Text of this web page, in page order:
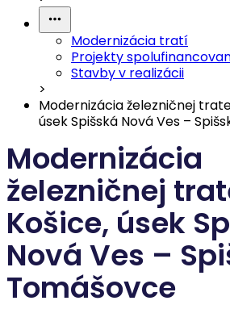
Modernizácia tratí
Projekty
Stavby v realizácii
>
Modernizácia železničnej
úsek Spišská Nová Ves –
Modernizácia
železničnej
Košice, úsek
Nová Ves –
Tomášovce